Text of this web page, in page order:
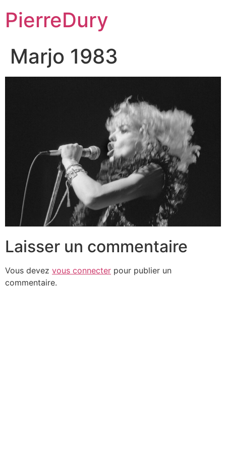
contenu
PierreDury
Marjo 1983
Laisser un commentaire
Vous devez vous connecter pour publier un
commentaire.